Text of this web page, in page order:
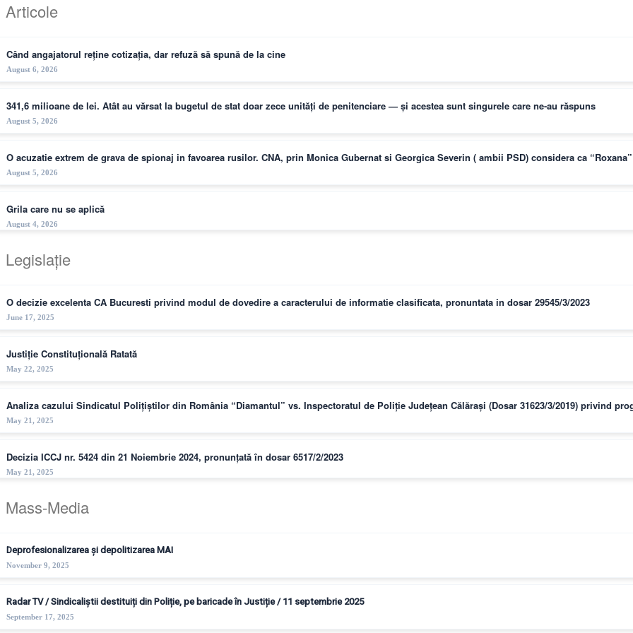
Articole
Când angajatorul reține cotizația, dar refuză să spună de la cine
August 6, 2026
341,6 milioane de lei. Atât au vărsat la bugetul de stat doar zece unități de penitenciare — și acestea sunt singurele care ne-au răspuns
August 5, 2026
O acuzatie extrem de grava de spionaj in favoarea rusilor. CNA, prin Monica Gubernat si Georgica Severin ( ambii PSD) considera ca
August 5, 2026
Grila care nu se aplică
August 4, 2026
Legislație
O decizie excelenta CA Bucuresti privind modul de dovedire a caracterului de informatie clasificata, pronuntata in dosar 29545/3/2023
June 17, 2025
Justiție Constituțională Ratată
May 22, 2025
Analiza cazului Sindicatul Polițiștilor din România “Diamantul” vs. Inspectoratul de Poliție Județean Călărași (Dosar 31623/3/2019) privind
May 21, 2025
Decizia ICCJ nr. 5424 din 21 Noiembrie 2024, pronunțată în dosar 6517/2/2023
May 21, 2025
Mass-Media
Deprofesionalizarea și depolitizarea MAI
November 9, 2025
Radar TV / Sindicaliștii destituiți din Poliție, pe baricade în Justiție / 11 septembrie 2025
September 17, 2025